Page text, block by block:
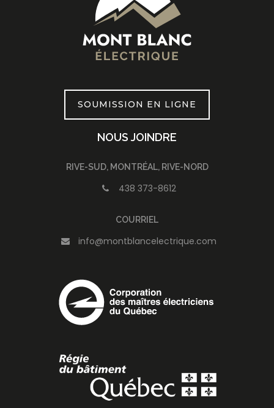
SOUMISSION EN LIGNE
NOUS JOINDRE
RIVE-SUD, MONTRÉAL, RIVE-NORD
438 373-8612
COURRIEL
info@montblancelectrique.com